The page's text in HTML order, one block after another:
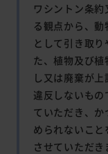
ワシントン条
る観点から、
として引き取
た、植物及び
し又は廃棄が
違反しないも
ていただき、
められないこ
させていただ